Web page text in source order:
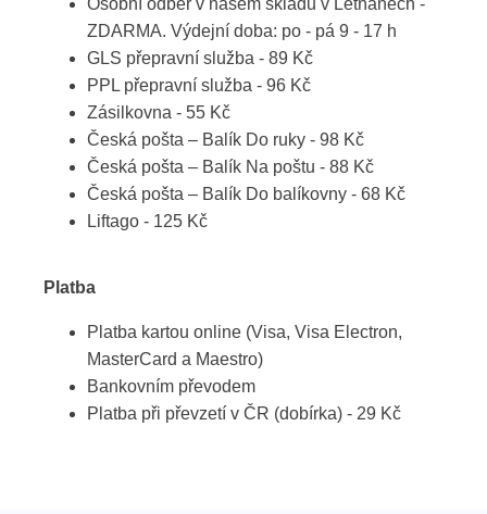
Osobní odběr v našem skladu v Letňanech -
ZDARMA. Výdejní doba: po - pá 9 - 17 h
GLS přepravní služba - 89 Kč
PPL přepravní služba - 96 Kč
Zásilkovna - 55 Kč
Česká pošta – Balík Do ruky - 98 Kč
Česká pošta – Balík Na poštu - 88 Kč
Česká pošta – Balík Do balíkovny - 68 Kč
Liftago - 125 Kč
Platba
Platba kartou online (Visa, Visa Electron,
MasterCard a Maestro)
Bankovním převodem
Platba při převzetí v ČR (dobírka) - 29 Kč